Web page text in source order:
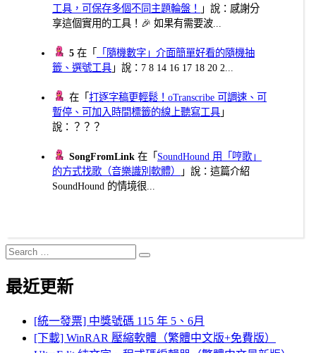
工具，可保存多個不同主題輪盤！
」說：感謝分
享這個實用的工具！🎉 如果有需要波...
5 在「
「隨機數字」介面簡單好看的隨機抽
籤、選號工具 」說：7 8 14 16 17 18 20 2...
在「打逐字稿更輕鬆！oTranscribe 可調速、可
暫停、可加入時間標籤的線上聽寫工具 」
說：？？？
SongFromLink 在「 SoundHound 用「哼歌」
的方式找歌（音樂識別軟體）
」說：這篇介紹
SoundHound 的情境很...
Search
for:
Search
最近更新
[統一發票] 中獎號碼 115 年 5、6月
[下載] WinRAR 壓縮軟體（繁體中文版+免費版）